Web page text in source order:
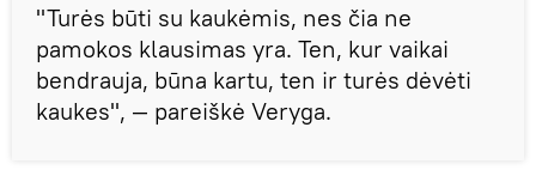
"Turės būti su kaukėmis, nes čia ne
pamokos klausimas yra. Ten, kur vaikai
bendrauja, būna kartu, ten ir turės dėvėti
kaukes", — pareiškė Veryga.